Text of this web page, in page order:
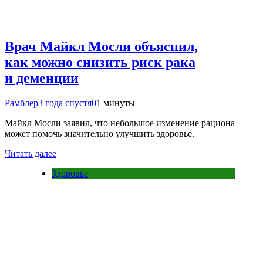
Врач Майкл Мосли объяснил,
как можно снизить риск рака
и деменции
Рамблер3 года спустя01 минуты
Майкл Мосли заявил, что небольшое изменение рациона
может помочь значительно улучшить здоровье.
Читать далее
Здоровье